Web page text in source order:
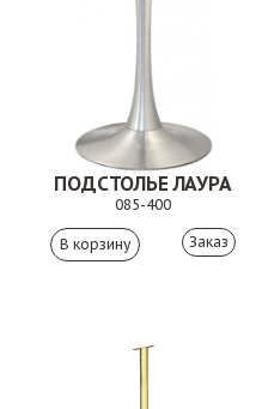
ПОДСТОЛЬЕ ЛАУРА
085-400
Заказ